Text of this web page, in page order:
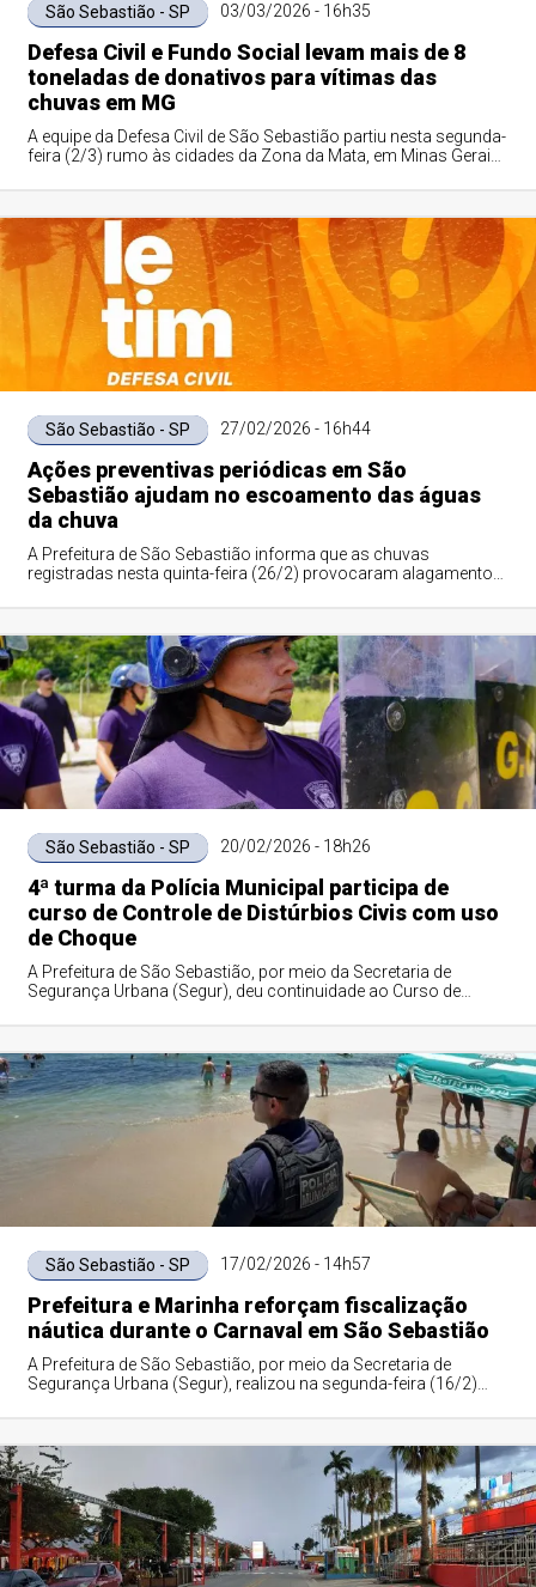
São Sebastião - SP 03/03/2026 - 16h35
Defesa Civil e Fundo Social levam mais de 8
toneladas de donativos para vítimas das
chuvas em MG
A equipe da Defesa Civil de São Sebastião partiu nesta segunda-
feira (2/3) rumo às cidades da Zona da Mata, em Minas Gerais,
São Sebastião - SP 27/02/2026 - 16h44
Ações preventivas periódicas em São
Sebastião ajudam no escoamento das águas
da chuva
A Prefeitura de São Sebastião informa que as chuvas
registradas nesta quinta-feira (26/2) provocaram alagamentos
São Sebastião - SP 20/02/2026 - 18h26
4ª turma da Polícia Municipal participa de
curso de Controle de Distúrbios Civis com uso
de Choque
A Prefeitura de São Sebastião, por meio da Secretaria de
Segurança Urbana (Segur), deu continuidade ao Curso de
São Sebastião - SP 17/02/2026 - 14h57
Prefeitura e Marinha reforçam fiscalização
náutica durante o Carnaval em São Sebastião
A Prefeitura de São Sebastião, por meio da Secretaria de
Segurança Urbana (Segur), realizou na segunda-feira (16/2)